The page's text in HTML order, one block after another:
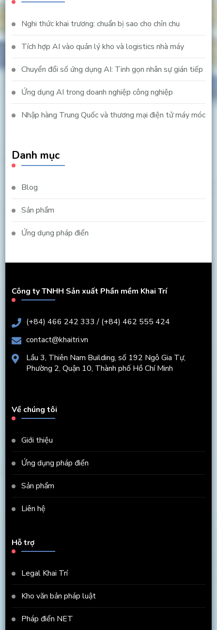
Nghi thức khai trương: chuẩn bị sao cho chỉn chu
Tích hợp AI vào quản lý kho và logistics nhà máy
Chuyển đổi số ứng dụng AI: Tinh gọn nhân sự gián tiếp
Ứng dụng AI trong doanh nghiệp công nghiệp
Nhập hàng Trung Quốc và thương mại điện tử máy móc
Danh mục
Blog
Sản phẩm
Ứng dụng pháp điển
Công ty TNHH Sản xuất Phần mềm Khai Trí
(+84) 466 242 333 / (+84) 462 555 424
contact@khaitri.vn
Lầu 3, Thiên Nam Building, số 192 Ngô Gia Tự,
Phường 2, Quận 10, Thành phố Hồ Chí Minh
Về chúng tôi
Giới thiệu
Ứng dụng pháp điển
Sản phẩm
Liên hệ
Hỗ trợ
Legal Khai Trí
Kho văn bản pháp luật
Pháp điển NET